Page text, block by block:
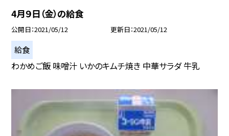
4月９日（金）の給食
公開日 2021/05/12 更新日 2021/05/12
給食
わかめご飯 味噌汁 いかのキムチ焼き 中華サラダ 牛乳